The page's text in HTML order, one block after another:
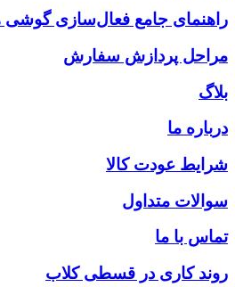
راهنمای جامع فعال‌سازی گوشی
مراحل پردازش سفارش
بلاگ
درباره ما
شرایط عودت کالا
سوالات متداول
تماس با ما
روند کاری در قسطی کلاب